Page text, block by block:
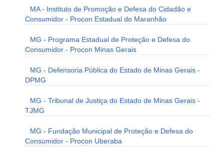
MA - Instituto de Promoção e Defesa do Cidadão e
Consumidor - Procon Estadual do Maranhão
MG - Programa Estadual de Proteção e Defesa do
Consumidor - Procon Minas Gerais
MG - Defensoria Pública do Estado de Minas Gerais -
DPMG
MG - Tribunal de Justiça do Estado de Minas Gerais -
TJMG
MG - Fundação Municipal de Proteção e Defesa do
Consumidor - Procon Uberaba